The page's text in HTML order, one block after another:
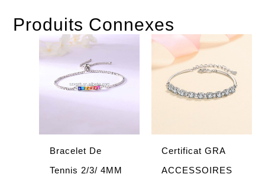
Produits Connexes
Bracelet De
Tennis 2/3/ 4MM
Certificat GRA
ACCESSOIRES